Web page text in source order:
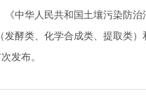
中华人民共和国土壤污染防
酵类、化学合成类、提取类
发布。